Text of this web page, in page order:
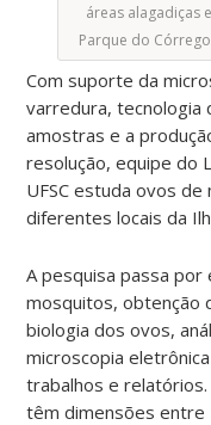
áreas alagadiças
Parque do
Com suporte da
varredura, tecnologia
amostras e a
resolução, equipe do
UFSC estuda ovos
diferentes locais da
A pesquisa passa
mosquitos, obtenção
biologia dos ovos,
microscopia
trabalhos e
têm dimensões entre